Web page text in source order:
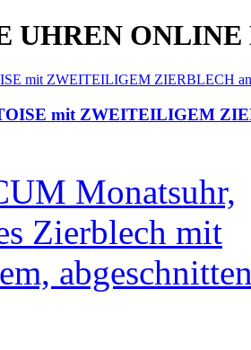
UHREN ONLINE
mit ZWEITEILIGEM